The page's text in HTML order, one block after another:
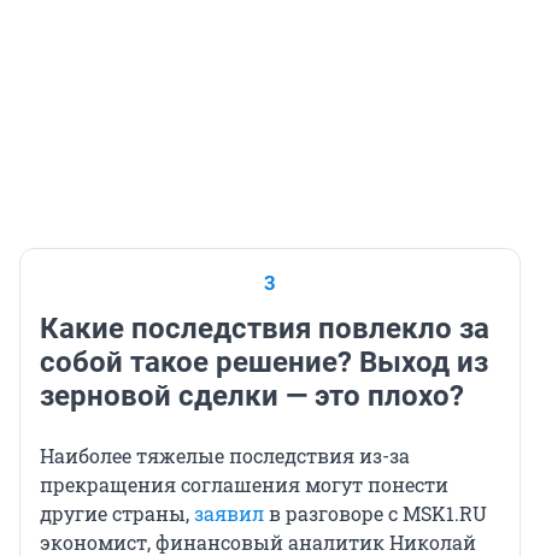
3
Какие последствия повлекло за
собой такое решение? Выход из
зерновой сделки — это плохо?
Наиболее тяжелые последствия из-за
прекращения соглашения могут понести
другие страны,заявилв разговоре с MSK1.RU
экономист, финансовый аналитик Николай